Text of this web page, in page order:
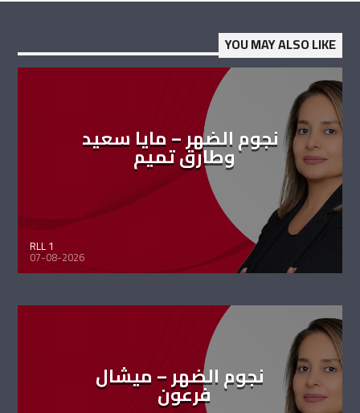
YOU MAY ALSO LIKE
نجوم الضهر – مايا سعيد
وطارق تميم
RLL 1
07-08-2026
نجوم الضهر – ميشال
فرعون